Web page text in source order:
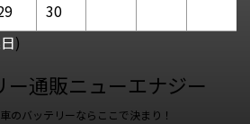
30
)
ー通販ニューエナジー
のバッテリーならここで決まり！